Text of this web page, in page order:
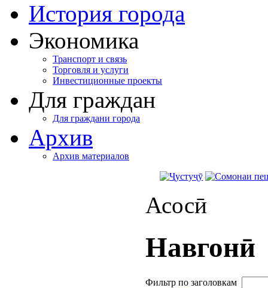
История города
Экономика
Транспорт и связь
Торговля и услуги
Инвестиционные проекты
Для граждан
Для граждани города
Архив
Архив материалов
Асосӣ
Навгонӣ
Фильтр по заголовкам